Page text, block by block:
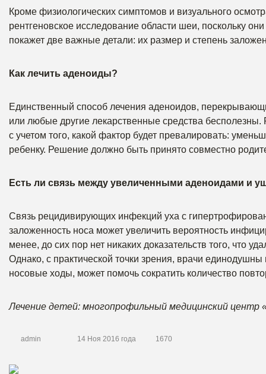
Кроме физиологических симптомов и визуального
рентгеновское исследование области шеи, поскольку
покажет две важные детали: их размер и степень
Как лечить аденоиды?
Единственный способ лечения аденоидов,
или любые другие лекарственные средства
с учетом того, какой фактор будет превалировать:
ребенку. Решение должно быть принято совместно
Есть ли связь между увеличенными аденоидами и
Связь рецидивирующих инфекций уха с
заложенность носа может увеличить вероятность
менее, до сих пор нет никаких доказательств того, что
Однако, с практической точки зрения, врачи
носовые ходы, может помочь сократить количество
Лечение детей: многопрофильный медицинский центр
admin 14 Ноя 2016 года 1670